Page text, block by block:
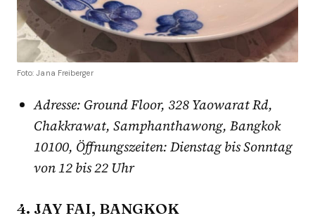
Foto: Jana Freiberger
Adresse: Ground Floor, 328 Yaowarat Rd,
Chakkrawat, Samphanthawong, Bangkok
10100, Öffnungszeiten: Dienstag bis Sonntag
von 12 bis 22 Uhr
4. JAY FAI, BANGKOK